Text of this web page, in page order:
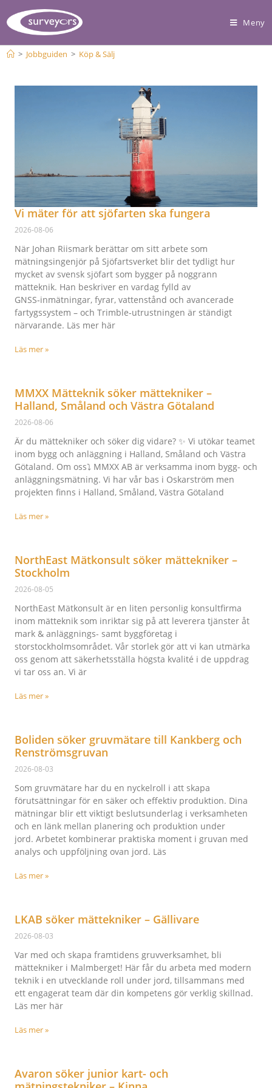
Meny
> Jobbguiden > Köp & Sälj
Vi mäter för att sjöfarten ska fungera
2026-08-06
När Johan Riismark berättar om sitt arbete som
mätningsingenjör på Sjöfartsverket blir det tydligt hur
mycket av svensk sjöfart som bygger på noggrann
mätteknik. Han beskriver en vardag fylld av
GNSS‑inmätningar, fyrar, vattenstånd och avancerade
fartygssystem – och Trimble‑utrustningen är ständigt
närvarande. Läs mer här
Läs mer »
MMXX Mätteknik söker mättekniker –
Halland, Småland och Västra Götaland
2026-08-06
Är du mättekniker och söker dig vidare? ✨ Vi utökar teamet
inom bygg och anläggning i Halland, Småland och Västra
Götaland. Om oss⤵️ MMXX AB är verksamma inom bygg- och
anläggningsmätning. Vi har vår bas i Oskarström men
projekten finns i Halland, Småland, Västra Götaland
Läs mer »
NorthEast Mätkonsult söker mättekniker –
Stockholm
2026-08-05
NorthEast Mätkonsult är en liten personlig konsultfirma
inom mätteknik som inriktar sig på att leverera tjänster åt
mark & anläggnings- samt byggföretag i
storstockholmsområdet. Vår storlek gör att vi kan utmärka
oss genom att säkerhetsställa högsta kvalité i de uppdrag
vi tar oss an. Vi är
Läs mer »
Boliden söker gruvmätare till Kankberg och
Renströmsgruvan
2026-08-03
Som gruvmätare har du en nyckelroll i att skapa
förutsättningar för en säker och effektiv produktion. Dina
mätningar blir ett viktigt beslutsunderlag i verksamheten
och en länk mellan planering och produktion under
jord. Arbetet kombinerar praktiska moment i gruvan med
analys och uppföljning ovan jord. Läs
Läs mer »
LKAB söker mättekniker – Gällivare
2026-08-03
Var med och skapa framtidens gruvverksamhet, bli
mättekniker i Malmberget! Här får du arbeta med modern
teknik i en utvecklande roll under jord, tillsammans med
ett engagerat team där din kompetens gör verklig skillnad.
Läs mer här
Läs mer »
Avaron söker junior kart- och